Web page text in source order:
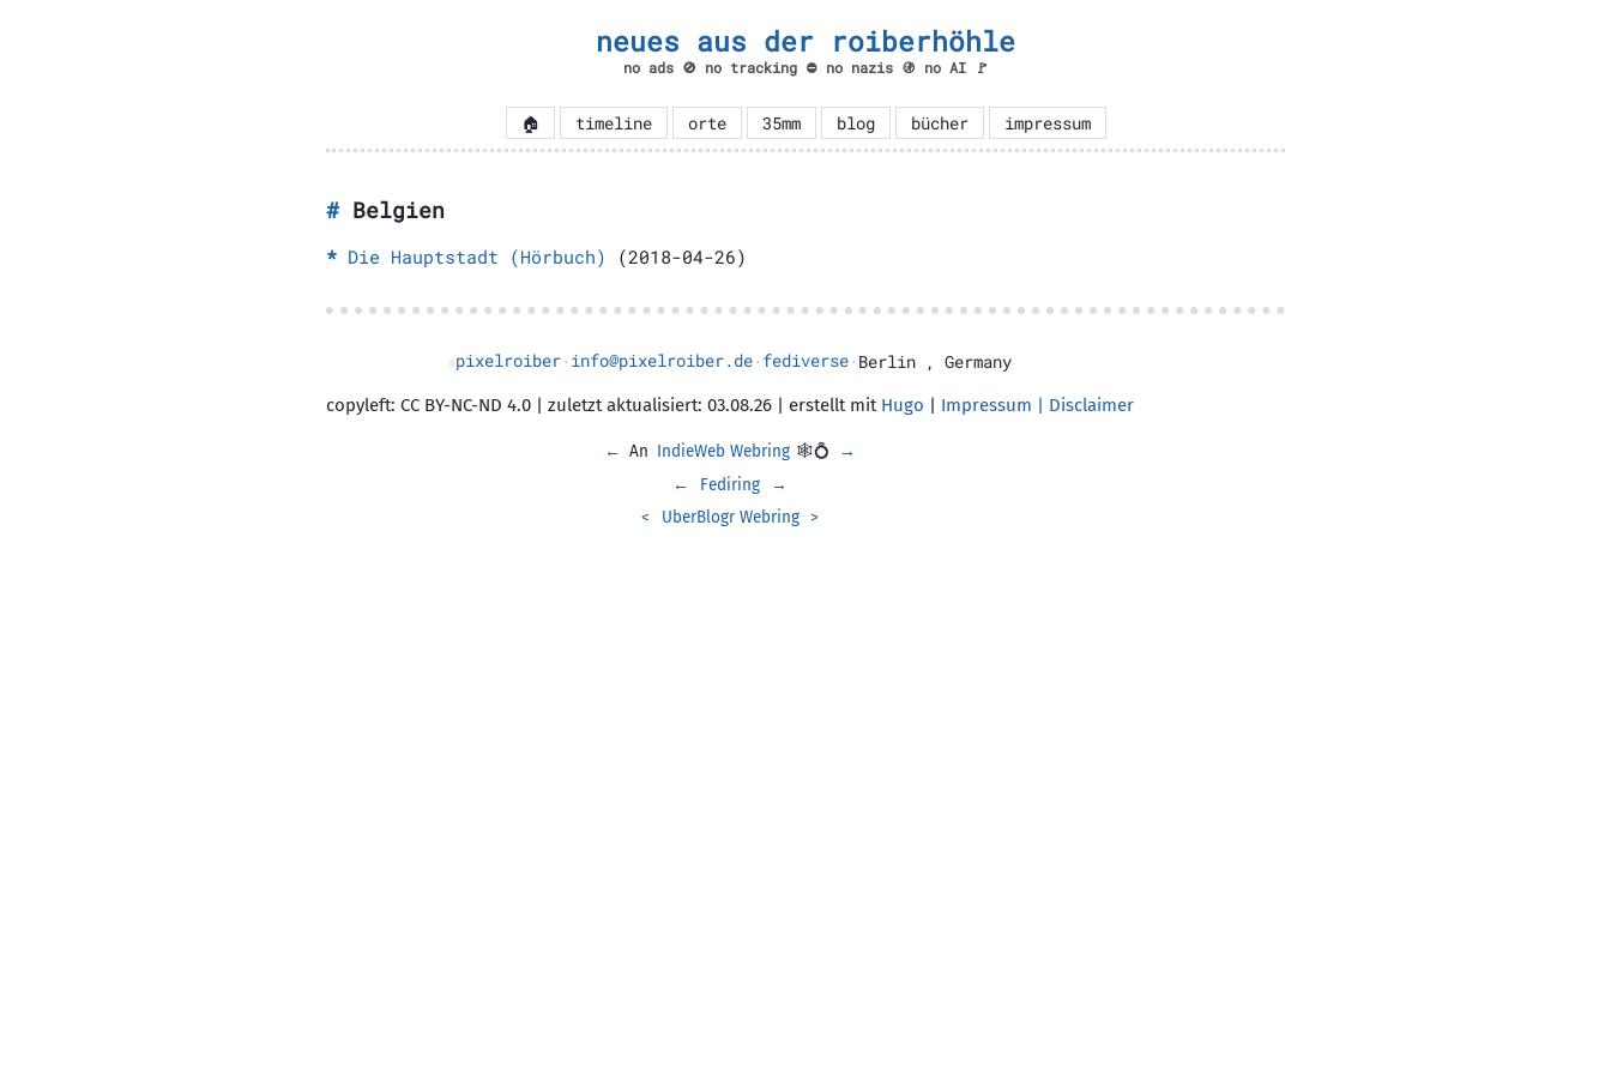
neues aus der roiberhöhle
no ads 🚫 no tracking ⛔ no nazis 🚯 no AI 🚩
🏠 timeline orte 35mm blog bücher impressum
Belgien
Die Hauptstadt (Hörbuch) (2018-04-26)
pixelroiber· info@pixelroiber.de· fediverse· Berlin , Germany
copyleft: CC BY-NC-ND 4.0 | zuletzt aktualisiert: 03.08.26 | erstellt mit Hugo | Impressum | Disclaimer
← An IndieWeb Webring 🕸💍
→
←
Fediring
→
<
UberBlogr Webring >